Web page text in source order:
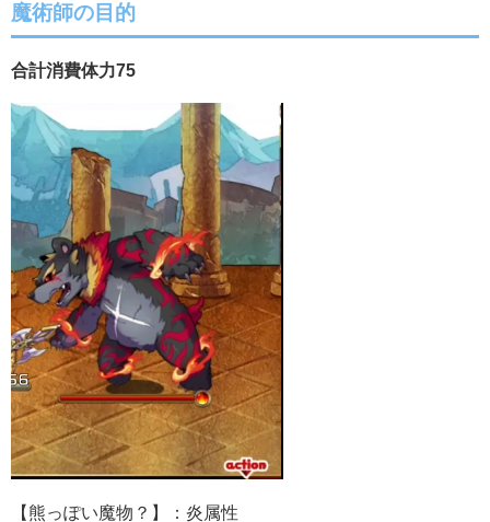
魔術師の目的
合計消費体力75
【熊っぽい魔物？】：炎属性